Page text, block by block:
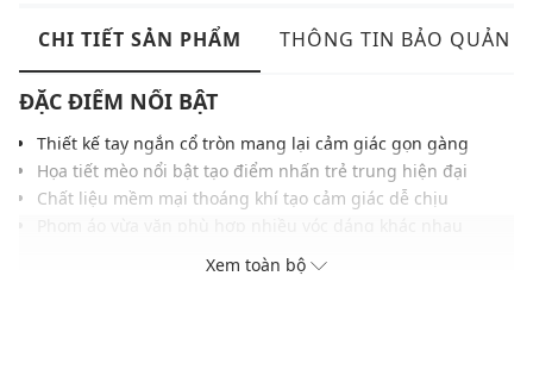
CHI TIẾT SẢN PHẨM THÔNG TIN BẢO QUẢN
ĐẶC ĐIỂM NỔI BẬT
Thiết kế tay ngắn cổ tròn mang lại cảm giác gọn gàng
Họa tiết mèo nổi bật tạo điểm nhấn trẻ trung hiện đại
Chất liệu mềm mại thoáng khí tạo cảm giác dễ chịu
Đường may tỉ mỉ giúp hoàn thiện chỉn chu tăng độ bền
Gam màu trầm hiện đại, dễ mặc hằng ngày linh hoạt
Xem toàn bộ